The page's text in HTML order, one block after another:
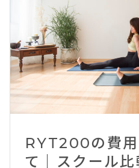
RYT200の費
て｜スクール